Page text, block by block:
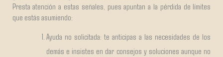
Presta atención a estas señales, pues apuntan a la pérdida de límites
que estás asumiendo:
Ayuda no solicitada: te anticipas a las necesidades de los
demás e insistes en dar consejos y soluciones aunque no